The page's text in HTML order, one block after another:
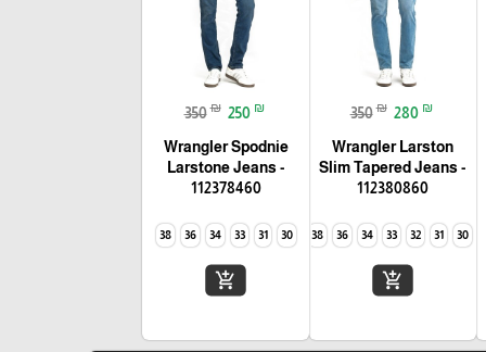
350 ₪ 280 ₪
Wrangler Larston
Slim Tapered Jeans -
112380860
30
31
32
33
34
36
38
40
add_shopping_cart
350 ₪ 250 ₪
Wrangler Spodnie
Larstone Jeans -
112378460
30
31
33
34
36
38
add_shopping_cart